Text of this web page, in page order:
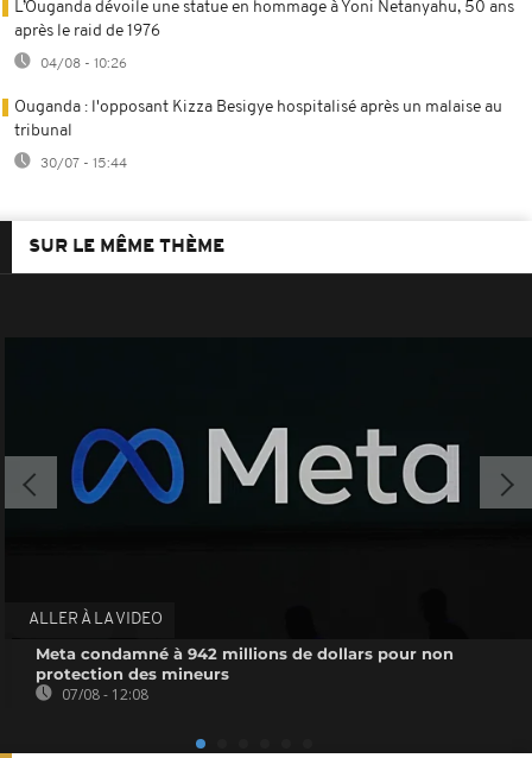
L’Ouganda dévoile une statue en hommage à Yoni Netanyahu, 50 ans
après le raid de 1976
04/08 - 10:26
Ouganda : l'opposant Kizza Besigye hospitalisé après un malaise au
tribunal
30/07 - 15:44
SUR LE MÊME THÈME
ALLER À LA VIDEO
Meta condamné à 942 millions de dollars pour non
protection des mineurs
07/08 - 12:08